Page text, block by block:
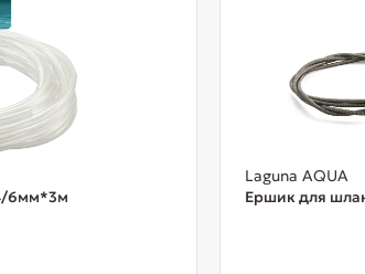
6мм*3м
Laguna AQUA
Ершик для